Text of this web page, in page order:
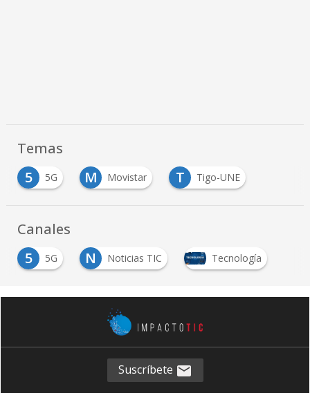
Temas
5
5G M Movistar T Tigo-UNE
Canales
5
5G N Noticias TIC Tecnología
Suscríbete